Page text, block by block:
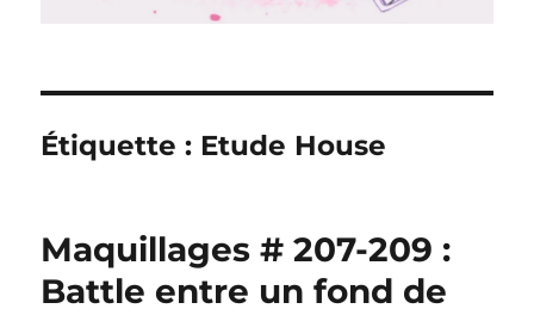
Étiquette : Etude House
Maquillages # 207-209 :
Battle entre un fond de